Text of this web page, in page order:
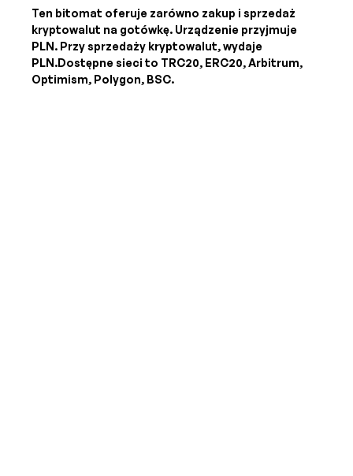
Ten bitomat oferuje zarówno zakup i sprzedaż
kryptowalut na gotówkę. Urządzenie przyjmuje
PLN. Przy sprzedaży kryptowalut, wydaje
PLN.Dostępne sieci to TRC20, ERC20, Arbitrum,
Optimism, Polygon, BSC.